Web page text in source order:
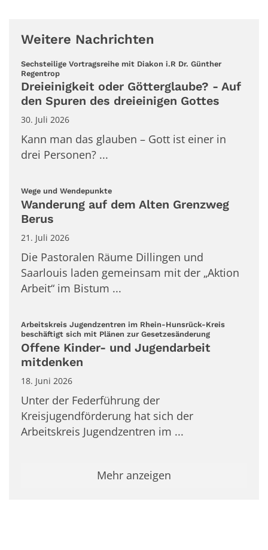
Weitere Nachrichten
Sechsteilige Vortragsreihe mit Diakon i.R Dr. Günther
Regentrop:
Dreieinigkeit oder Götterglaube? - Auf
den Spuren des dreieinigen Gottes
30. Juli 2026
Kann man das glauben – Gott ist einer in
drei Personen? ...
Wege und Wendepunkte:
Wanderung auf dem Alten Grenzweg
Berus
21. Juli 2026
Die Pastoralen Räume Dillingen und
Saarlouis laden gemeinsam mit der „Aktion
Arbeit“ im Bistum ...
Arbeitskreis Jugendzentren im Rhein-Hunsrück-Kreis
beschäftigt sich mit Plänen zur Gesetzesänderung
Offene Kinder- und Jugendarbeit
mitdenken
18. Juni 2026
Unter der Federführung der
Kreisjugendförderung hat sich der
Arbeitskreis Jugendzentren im ...
Mehr anzeigen